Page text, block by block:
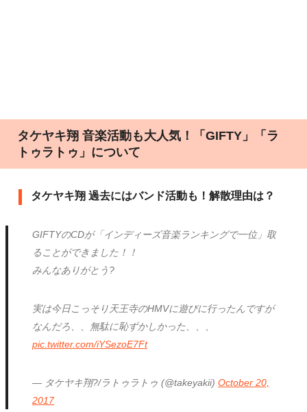
タケヤキ翔 音楽活動も大人気！「GIFTY」「ラ
トゥラトゥ」について
タケヤキ翔 過去にはバンド活動も！解散理由は？
GIFTYのCDが「インディーズ音楽ランキングで一位」取
ることができました！！
みんなありがとう?
実は今日こっそり天王寺のHMVに遊びに行ったんですが
なんだろ、、無駄に恥ずかしかった、、、
pic.twitter.com/iYSezoE7Ft
— タケヤキ翔?/ラトゥラトゥ (@takeyakii)October 20,
2017